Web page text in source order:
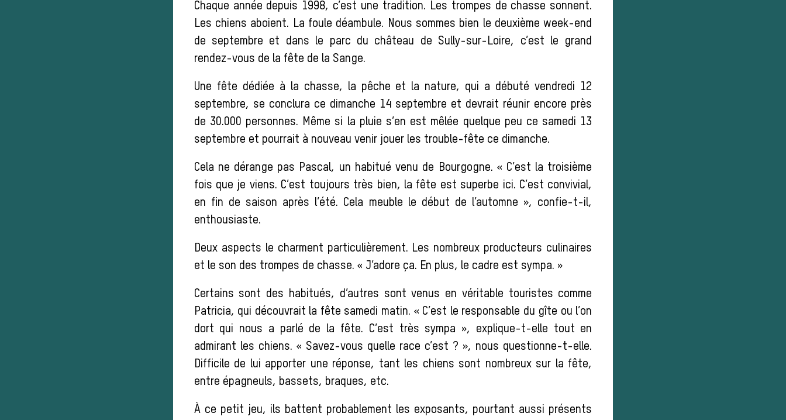
Chaque année depuis 1998, c’est une tradition. Les trompes de chasse sonnent.
Les chiens aboient. La foule déambule. Nous sommes bien le deuxième week-end
de septembre et dans le parc du château de Sully-sur-Loire, c’est le grand
rendez-vous de la fête de la Sange.
Une fête dédiée à la chasse, la pêche et la nature, qui a débuté vendredi 12
septembre, se conclura ce dimanche 14 septembre et devrait réunir encore près
de 30.000 personnes. Même si la pluie s’en est mêlée quelque peu ce samedi 13
septembre et pourrait à nouveau venir jouer les trouble-fête ce dimanche.
Cela ne dérange pas Pascal, un habitué venu de Bourgogne. « C’est la troisième
fois que je viens. C’est toujours très bien, la fête est superbe ici. C’est convivial,
en fin de saison après l’été. Cela meuble le début de l’automne », confie-t-il,
enthousiaste.
Deux aspects le charment particulièrement. Les nombreux producteurs culinaires
et le son des trompes de chasse. « J’adore ça. En plus, le cadre est sympa. »
Certains sont des habitués, d’autres sont venus en véritable touristes comme
Patricia, qui découvrait la fête samedi matin. « C’est le responsable du gîte ou l’on
dort qui nous a parlé de la fête. C’est très sympa », explique-t-elle tout en
admirant les chiens. « Savez-vous quelle race c’est ? », nous questionne-t-elle.
Difficile de lui apporter une réponse, tant les chiens sont nombreux sur la fête,
entre épagneuls, bassets, braques, etc.
À ce petit jeu, ils battent probablement les exposants, pourtant aussi présents